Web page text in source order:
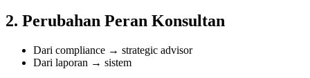
2. Perubahan Peran Konsultan
Dari compliance → strategic advisor
Dari laporan → sistem